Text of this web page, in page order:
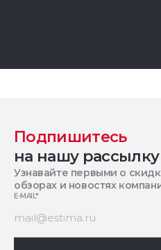
Подпишитесь
на нашу
Узнавайте первыми о
обзорах и новостях
E-MAIL*